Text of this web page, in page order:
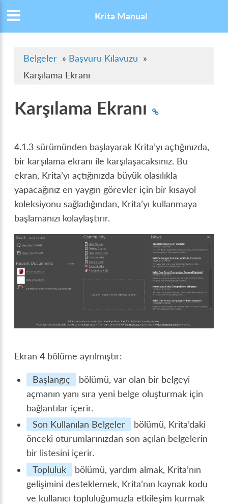
Krita Manual
Belgeler » Başvuru Kılavuzu »
Karşılama Ekranı
Karşılama Ekranı
4.1.3 sürümünden başlayarak Krita’yı açtığınızda,
bir karşılama ekranı ile karşılaşacaksınız. Bu
ekran, Krita’yı açtığınızda büyük olasılıkla
yapacağınız en yaygın görevler için bir kısayol
koleksiyonu sağladığından, Krita’yı kullanmaya
başlamanızı kolaylaştırır.
Ekran 4 bölüme ayrılmıştır:
Başlangıç
bölümü, var olan bir belgeyi
açmanın yanı sıra yeni belge oluşturmak için
bağlantılar içerir.
Son Kullanılan Belgeler
bölümü, Krita’daki
önceki oturumlarınızdan son açılan belgelerin
bir listesini içerir.
Topluluk
bölümü, yardım almak, Krita’nın
gelişimini desteklemek, Krita’nın kaynak kodu
ve kullanıcı topluluğumuzla etkileşim kurmak